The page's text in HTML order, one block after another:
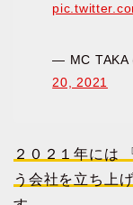
— MC TAKA
20, 2021
２０２１年には
う会社を立ち上